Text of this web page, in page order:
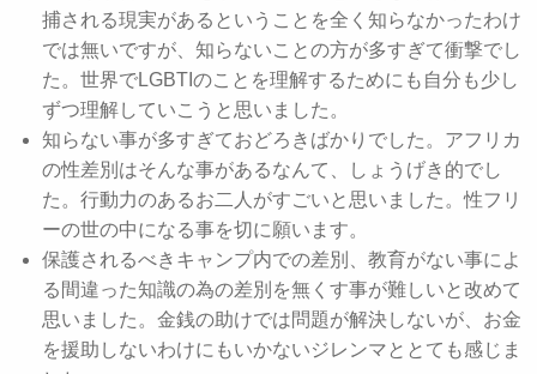
捕される現実があるということを全く知らなかったわけ
では無いですが、知らないことの方が多すぎて衝撃でし
た。世界でLGBTIのことを理解するためにも自分も少し
ずつ理解していこうと思いました。
知らない事が多すぎておどろきばかりでした。アフリカ
の性差別はそんな事があるなんて、しょうげき的でし
た。行動力のあるお二人がすごいと思いました。性フリ
ーの世の中になる事を切に願います。
保護されるべきキャンプ内での差別、教育がない事によ
る間違った知識の為の差別を無くす事が難しいと改めて
思いました。金銭の助けでは問題が解決しないが、お金
を援助しないわけにもいかないジレンマととても感じま